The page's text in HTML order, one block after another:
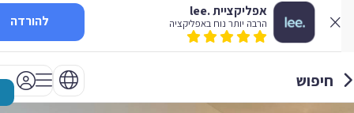
אפליקציית .lee
הרבה יותר נוח באפליקציה להורדה
חיפוש